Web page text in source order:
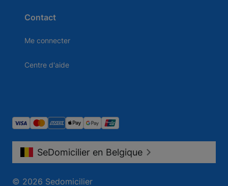
Contact
Me connecter
Centre d'aide
© 2026 Sedomicilier
SeDomicilier en Belgique